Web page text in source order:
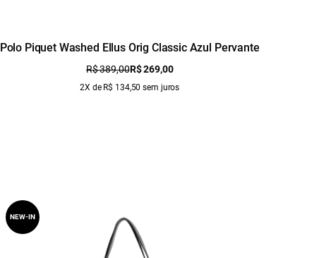
Polo Piquet Washed Ellus Orig Classic Azul Pervante
R$ 389,00R$ 269,00
2X de R$ 134,50 sem juros
NEW-IN